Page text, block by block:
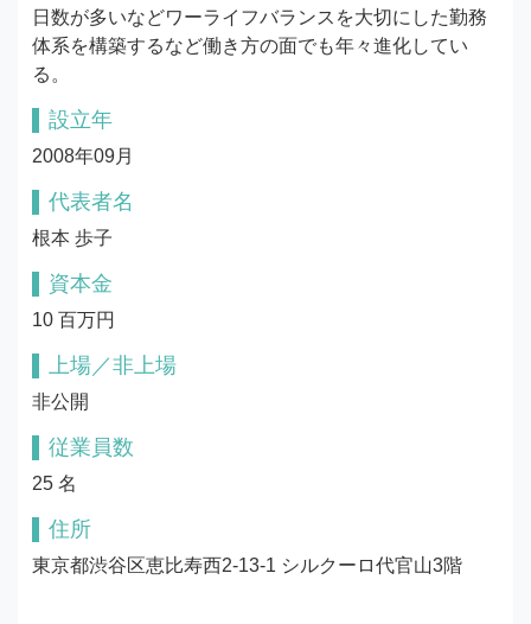
日数が多いなどワーライフバランスを大切にした勤務
体系を構築するなど働き方の面でも年々進化してい
る。
設立年
2008年09月
代表者名
根本 歩子
資本金
10 百万円
上場／非上場
非公開
従業員数
25 名
住所
東京都渋谷区恵比寿西2-13-1 シルクーロ代官山3階